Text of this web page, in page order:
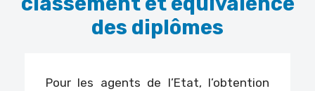
des diplômes
Pour les agents de l’Etat, l’obtention